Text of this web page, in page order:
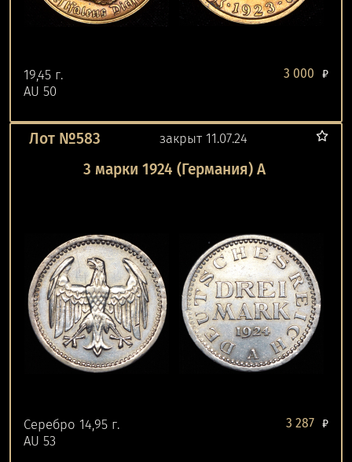
19,45 г.
AU 50
3 000 ₽
Лот №583 закрыт 11.07.24
3 марки 1924 (Германия) A
Серебро 14,95 г.
AU 53
3 287 ₽